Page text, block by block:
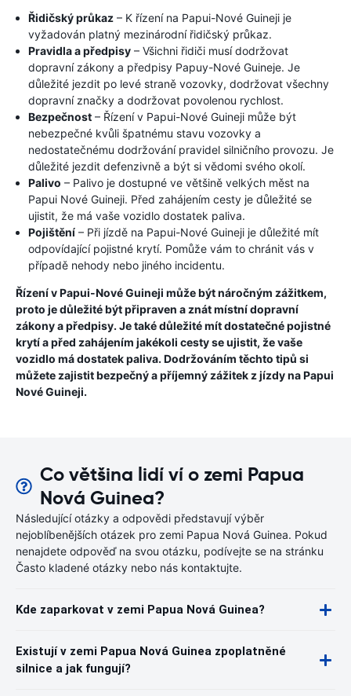
Řidičský průkaz – K řízení na Papui-Nové Guineji je
vyžadován platný mezinárodní řidičský průkaz.
Pravidla a předpisy – Všichni řidiči musí dodržovat
dopravní zákony a předpisy Papuy-Nové Guineje. Je
důležité jezdit po levé straně vozovky, dodržovat všechny
dopravní značky a dodržovat povolenou rychlost.
Bezpečnost – Řízení v Papui-Nové Guineji může být
nebezpečné kvůli špatnému stavu vozovky a
nedostatečnému dodržování pravidel silničního provozu. Je
důležité jezdit defenzivně a být si vědomi svého okolí.
Palivo – Palivo je dostupné ve většině velkých měst na
Papui Nové Guineji. Před zahájením cesty je důležité se
ujistit, že má vaše vozidlo dostatek paliva.
Pojištění – Při jízdě na Papui-Nové Guineji je důležité mít
odpovídající pojistné krytí. Pomůže vám to chránit vás v
případě nehody nebo jiného incidentu.
Řízení v Papui-Nové Guineji může být náročným zážitkem,
proto je důležité být připraven a znát místní dopravní
zákony a předpisy. Je také důležité mít dostatečné pojistné
krytí a před zahájením jakékoli cesty se ujistit, že vaše
vozidlo má dostatek paliva. Dodržováním těchto tipů si
můžete zajistit bezpečný a příjemný zážitek z jízdy na Papui
Nové Guineji.
Co většina lidí ví o zemi Papua
Nová Guinea?
Následující otázky a odpovědi představují výběr
nejoblíbenějších otázek pro zemi Papua Nová Guinea. Pokud
nenajdete odpověď na svou otázku, podívejte se na stránku
Často kladené otázky nebo nás kontaktujte.
Kde zaparkovat v zemi Papua Nová Guinea?
Existují v zemi Papua Nová Guinea zpoplatněné
silnice a jak fungují?